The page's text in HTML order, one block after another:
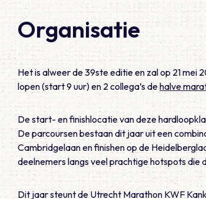
Organisatie
Het is alweer de 39ste editie en zal op 21 mei
lopen (start 9 uur) en 2 collega’s dehalve
De start- en finishlocatie van deze
De parcoursen bestaan dit jaar uit een
Cambridgelaan en finishen op de
deelnemers langs veel prachtige hotspots die
Dit jaar steunt de Utrecht Marathon KWF